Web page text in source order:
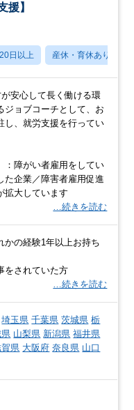
援】
日以上 産休・育休あり
安心して長く働ける環
ジョブコーチとして、お
し、就労支援を行ってい
：障がい者雇用をしてい
た企業／障害者雇用促進
拡大しています
…続きを読む
の経験1年以上お持ち
をされていた方
…続きを読む
埼玉県 千葉県 茨城県 栃
山梨県 新潟県 福井県
県 大阪府 奈良県 山口